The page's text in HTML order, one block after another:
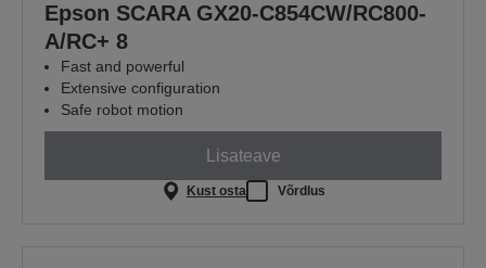
Epson SCARA GX20-C854CW/RC800-
A/RC+ 8
Fast and powerful
Extensive configuration
Safe robot motion
Lisateave
Kust osta Võrdlus